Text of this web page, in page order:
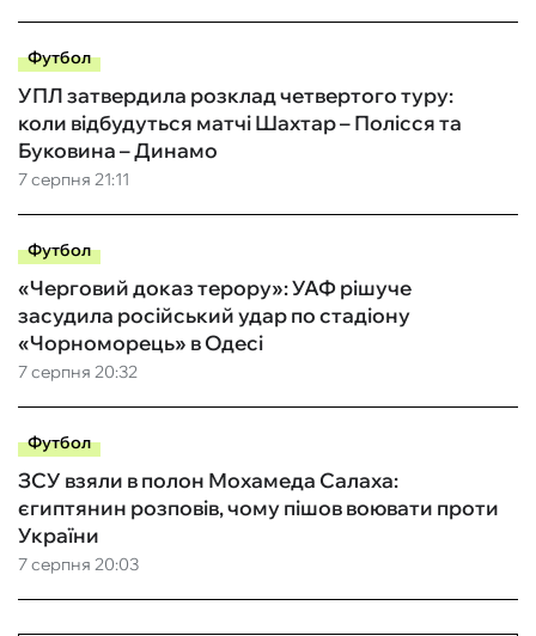
Футбол
7 серпня 21:11
УПЛ затвердила розклад четвертого туру:
коли відбудуться матчі Шахтар – Полісся та
Буковина – Динамо
Футбол
7 серпня 20:32
«Черговий доказ терору»: УАФ рішуче
засудила російський удар по стадіону
«Чорноморець» в Одесі
Футбол
7 серпня 20:03
ЗСУ взяли в полон Мохамеда Салаха:
єгиптянин розповів, чому пішов воювати проти
України